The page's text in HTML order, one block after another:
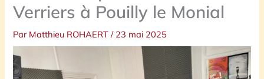
Verriers à Pouilly le Monial
Par Matthieu ROHAERT/ 23 mai 2025